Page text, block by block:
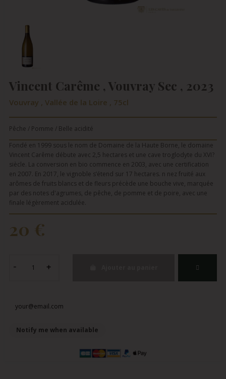
Vincent Carême , Vouvray Sec , 2023
Vouvray , Vallée de la Loire , 75cl
Pêche / Pomme / Belle acidité
Fondé en 1999 sous le nom de Domaine de la Haute Borne, le domaine
Vincent Carême débute avec 2,5 hectares et une cave troglodyte du XVI?
siècle. La conversion en bio commence en 2003, avec une certification
en 2007. En 2017, le vignoble s’étend sur 17 hectares. n nez fruité aux
arômes de fruits blancs et de fleurs précède une bouche vive, marquée
par des notes d'agrumes, de pêche, de pomme et de poire, avec une
finale légèrement acidulée.
20 €